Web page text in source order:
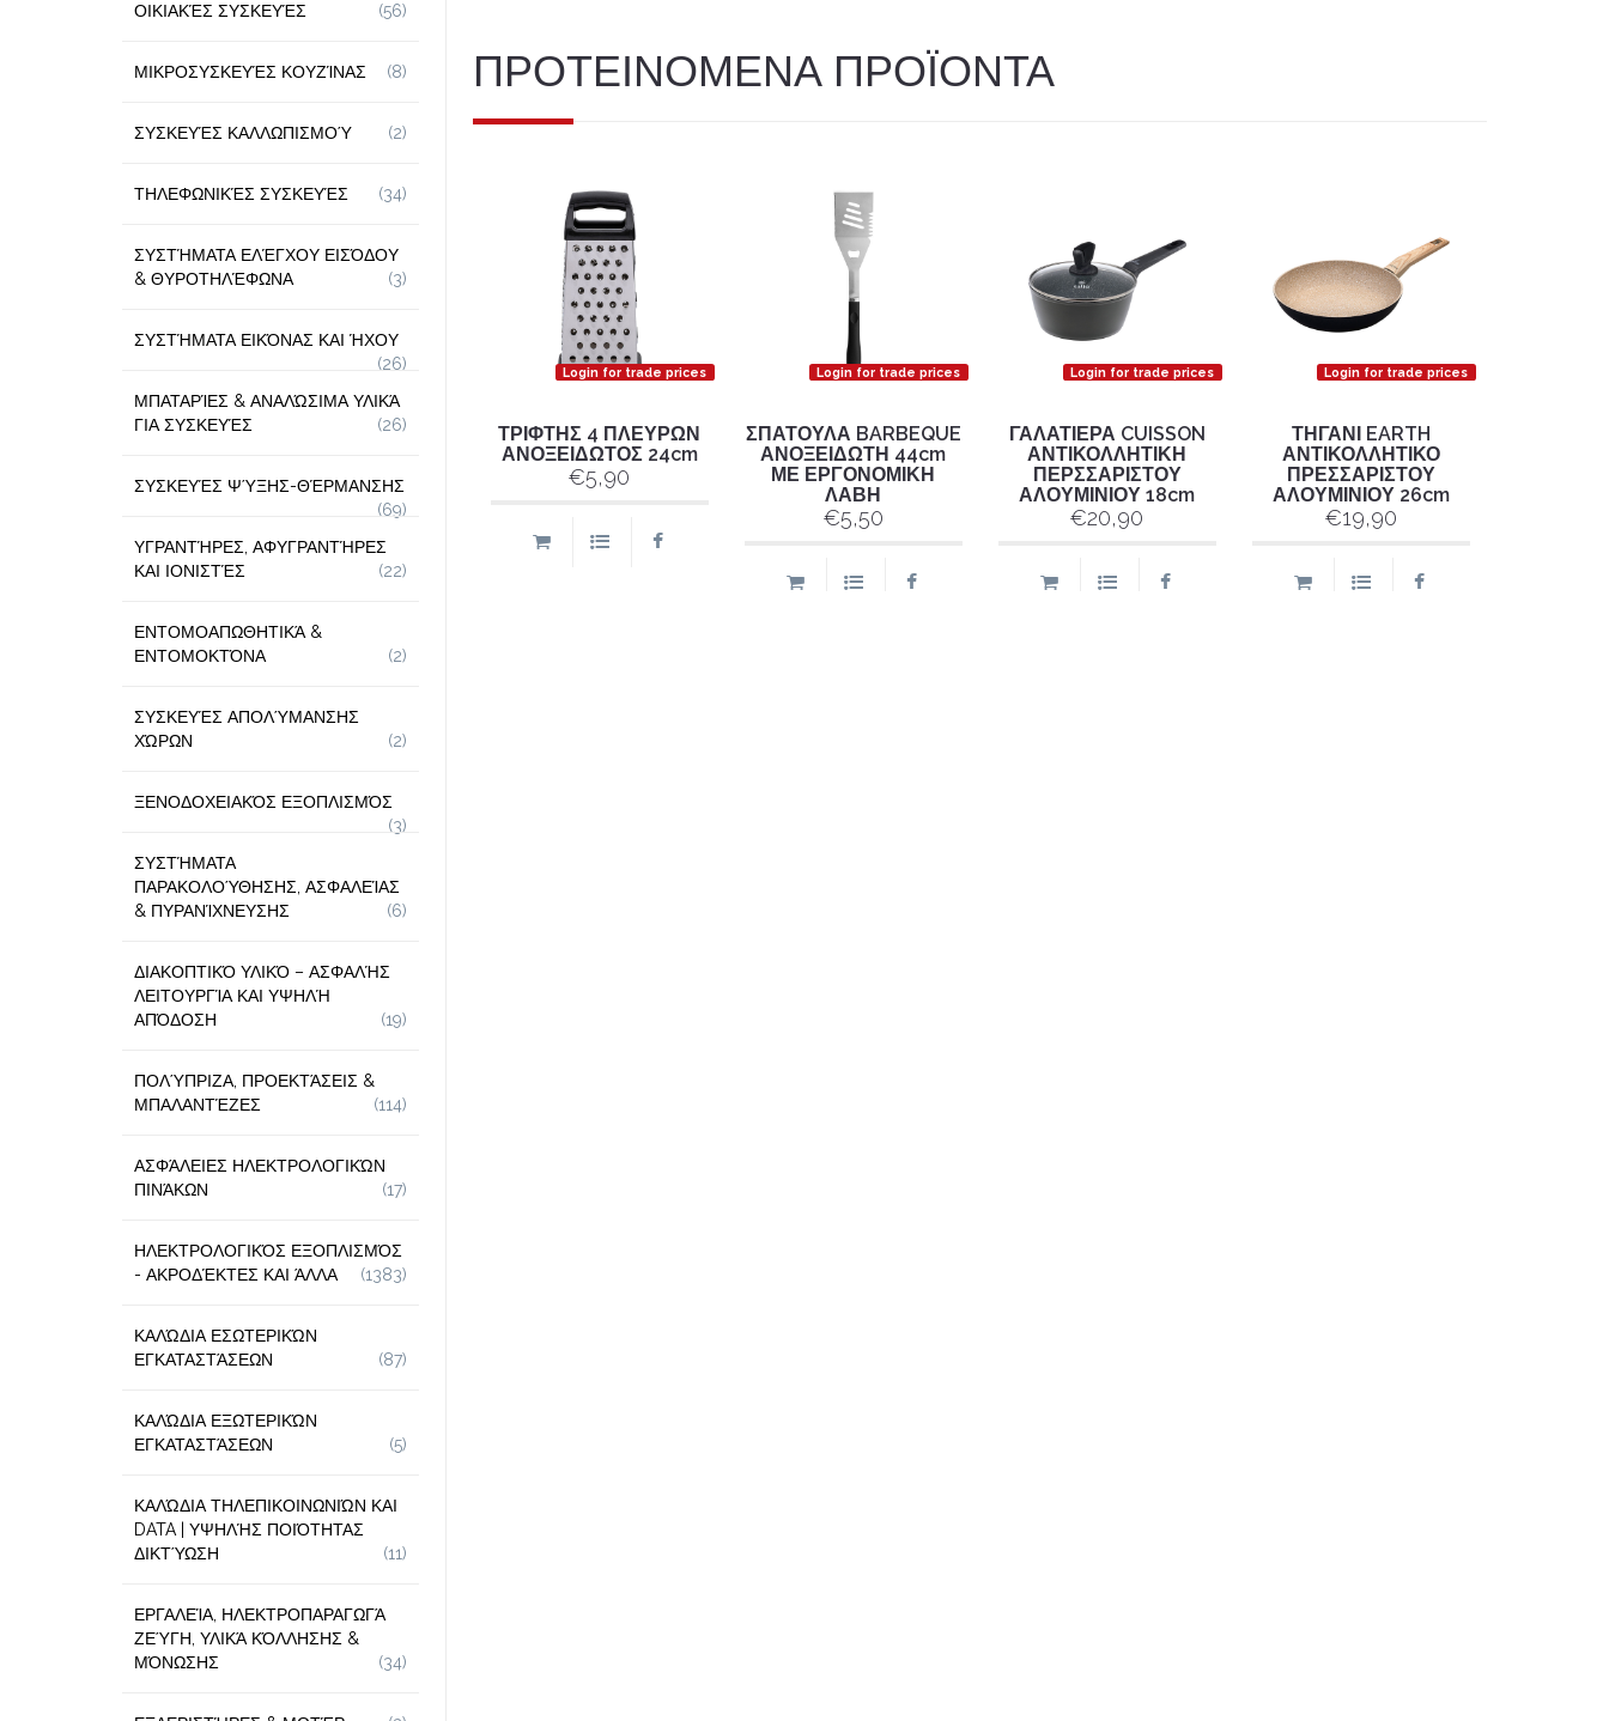
ΠΡΟΤΕΙΝΟΜΕΝΑ ΠΡΟΪΟΝΤΑ
Login for trade prices
ΤΡΙΦΤΗΣ 4 ΠΛΕΥΡΩΝ
ΑΝΟΞΕΙΔΩΤΟΣ 24cm
€5,90
Login for trade prices
ΣΠΑΤΟΥΛΑ BARBEQUE
ΑΝΟΞΕΙΔΩΤΗ 44cm
ΜΕ ΕΡΓΟΝΟΜΙΚΗ
ΛΑΒΗ
€5,50
Login for trade prices
ΓΑΛΑΤΙΕΡΑ CUISSON
ΑΝΤΙΚΟΛΛΗΤΙΚΗ
ΠΕΡΣΣΑΡΙΣΤΟΥ
ΑΛΟΥΜΙΝΙΟΥ 18cm
€20,90
Login for trade prices
ΤΗΓΑΝΙ EARTH
ΑΝΤΙΚΟΛΛΗΤΙΚΟ
ΠΡΕΣΣΑΡΙΣΤΟΥ
ΑΛΟΥΜΙΝΙΟΥ 26cm
€19,90
ΟΙΚΙΑΚΈΣ ΣΥΣΚΕΥΈΣ (56)
ΜΙΚΡΟΣΥΣΚΕΥΈΣ ΚΟΥΖΊΝΑΣ (8)
ΣΥΣΚΕΥΈΣ ΚΑΛΛΩΠΙΣΜΟΎ (2)
ΤΗΛΕΦΩΝΙΚΈΣ ΣΥΣΚΕΥΈΣ (34)
ΣΥΣΤΉΜΑΤΑ ΕΛΈΓΧΟΥ ΕΙΣΌΔΟΥ
& ΘΥΡΟΤΗΛΈΦΩΝΑ
(3)
ΣΥΣΤΉΜΑΤΑ ΕΙΚΌΝΑΣ ΚΑΙ ΉΧΟΥ
(26)
ΜΠΑΤΑΡΊΕΣ & ΑΝΑΛΏΣΙΜΑ ΥΛΙΚΆ
ΓΙΑ ΣΥΣΚΕΥΈΣ
(26)
ΣΥΣΚΕΥΈΣ ΨΎΞΗΣ-ΘΈΡΜΑΝΣΗΣ
(69)
ΥΓΡΑΝΤΉΡΕΣ, ΑΦΥΓΡΑΝΤΉΡΕΣ
ΚΑΙ ΙΟΝΙΣΤΈΣ
(22)
ΕΝΤΟΜΟΑΠΩΘΗΤΙΚΆ &
ΕΝΤΟΜΟΚΤΌΝΑ
(2)
ΣΥΣΚΕΥΈΣ ΑΠΟΛΎΜΑΝΣΗΣ
ΧΏΡΩΝ
(2)
ΞΕΝΟΔΟΧΕΙΑΚΌΣ ΕΞΟΠΛΙΣΜΌΣ
(3)
ΣΥΣΤΉΜΑΤΑ
ΠΑΡΑΚΟΛΟΎΘΗΣΗΣ, ΑΣΦΑΛΕΊΑΣ
& ΠΥΡΑΝΊΧΝΕΥΣΗΣ
(6)
ΔΙΑΚΟΠΤΙΚΌ ΥΛΙΚΌ – ΑΣΦΑΛΉΣ
ΛΕΙΤΟΥΡΓΊΑ ΚΑΙ ΥΨΗΛΉ
ΑΠΌΔΟΣΗ
(19)
ΠΟΛΎΠΡΙΖΑ, ΠΡΟΕΚΤΆΣΕΙΣ &
ΜΠΑΛΑΝΤΈΖΕΣ
(114)
ΑΣΦΆΛΕΙΕΣ ΗΛΕΚΤΡΟΛΟΓΙΚΏΝ
ΠΙΝΆΚΩΝ
(17)
ΗΛΕΚΤΡΟΛΟΓΙΚΌΣ ΕΞΟΠΛΙΣΜΌΣ
- ΑΚΡΟΔΈΚΤΕΣ ΚΑΙ ΆΛΛΑ
(1383)
ΚΑΛΏΔΙΑ ΕΣΩΤΕΡΙΚΏΝ
ΕΓΚΑΤΑΣΤΆΣΕΩΝ
(87)
ΚΑΛΏΔΙΑ ΕΞΩΤΕΡΙΚΏΝ
ΕΓΚΑΤΑΣΤΆΣΕΩΝ
(5)
ΚΑΛΏΔΙΑ ΤΗΛΕΠΙΚΟΙΝΩΝΙΏΝ ΚΑΙ
DATA | ΥΨΗΛΉΣ ΠΟΙΌΤΗΤΑΣ
ΔΙΚΤΎΩΣΗ
(11)
ΕΡΓΑΛΕΊΑ, ΗΛΕΚΤΡΟΠΑΡΑΓΩΓΆ
ΖΕΎΓΗ, ΥΛΙΚΆ ΚΌΛΛΗΣΗΣ &
ΜΌΝΩΣΗΣ
(34)